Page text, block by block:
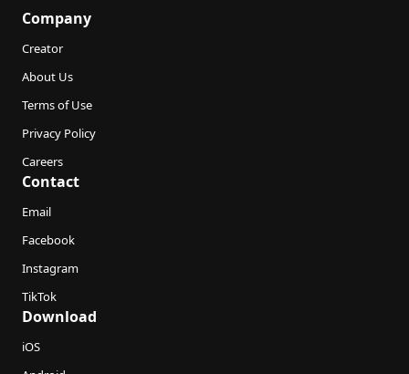
Company
Creator
About Us
Terms of Use
Privacy Policy
Careers
Contact
Email
Facebook
Instagram
TikTok
Download
iOS